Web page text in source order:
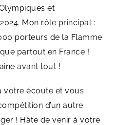
et
Mon rôle principal :
porteurs de la Flamme
partout en France !
avant tout !
votre écoute et vous
d’un autre
! Hâte de venir à votre